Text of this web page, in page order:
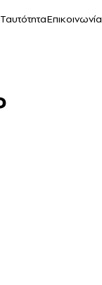
ΤαυτότηταΕπικοινωνία